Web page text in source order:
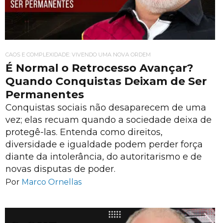
CAOS E COMPLEXIDADE: VIVENDO UMA NOVA ORDEM
É Normal o Retrocesso Avançar?
Quando Conquistas Deixam de Ser
Permanentes
Conquistas sociais não desaparecem de uma
vez; elas recuam quando a sociedade deixa de
protegê-las. Entenda como direitos,
diversidade e igualdade podem perder força
diante da intolerância, do autoritarismo e de
novas disputas de poder.
Por Marco Ornellas